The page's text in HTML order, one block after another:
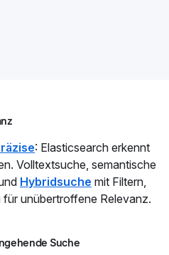
: Elasticsearch erkennt
Volltextsuche, semantische
Hybridsuche mit Filtern,
unübertroffene Relevanz.
Suche